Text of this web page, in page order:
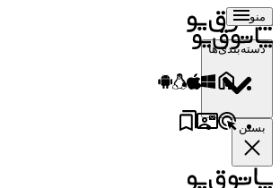
منو
دسته‌بندی‌ها
بستن